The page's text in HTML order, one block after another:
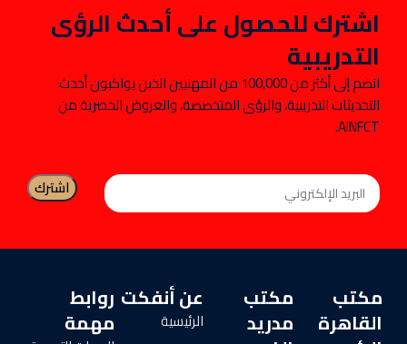
اشترك للحصول على أحدث الرؤى
التدريبية
انضم إلى أكثر من 100,000 من المهنيين الذين يواكبون أحدث
التحديثات التدريبية، والرؤى المتخصصة، والعروض الحصرية من
AINFCT.
مكتب
القاهرة
مكتب
مدريد
عن أنفكت
الرئيسية
روابط
مهمة